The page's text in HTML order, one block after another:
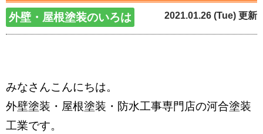
外壁・屋根塗装のいろは 2021.01.26 (Tue) 更新
みなさんこんにちは。
外壁塗装・屋根塗装・防水工事専門店の河合塗装
工業です。